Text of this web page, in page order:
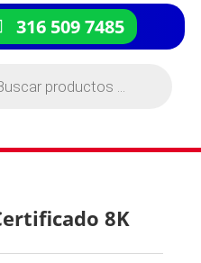
316 509 7485
8K